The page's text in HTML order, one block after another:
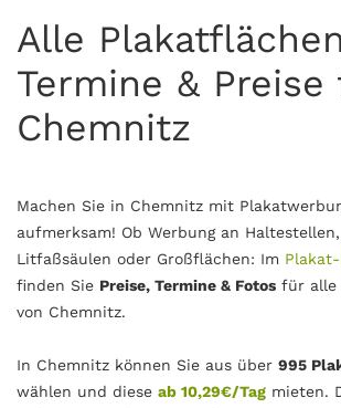
Alle
Termine & Preise
Chemnitz
Machen Sie in Chemnitz mit
aufmerksam! Ob Werbung an
Litfaßsäulen oder Großflächen: Im
finden Sie Preise, Termine & Fotos für alle
von Chemnitz.
In Chemnitz können Sie aus über 995
wählen und diese ab 10,29€/Tag mieten.